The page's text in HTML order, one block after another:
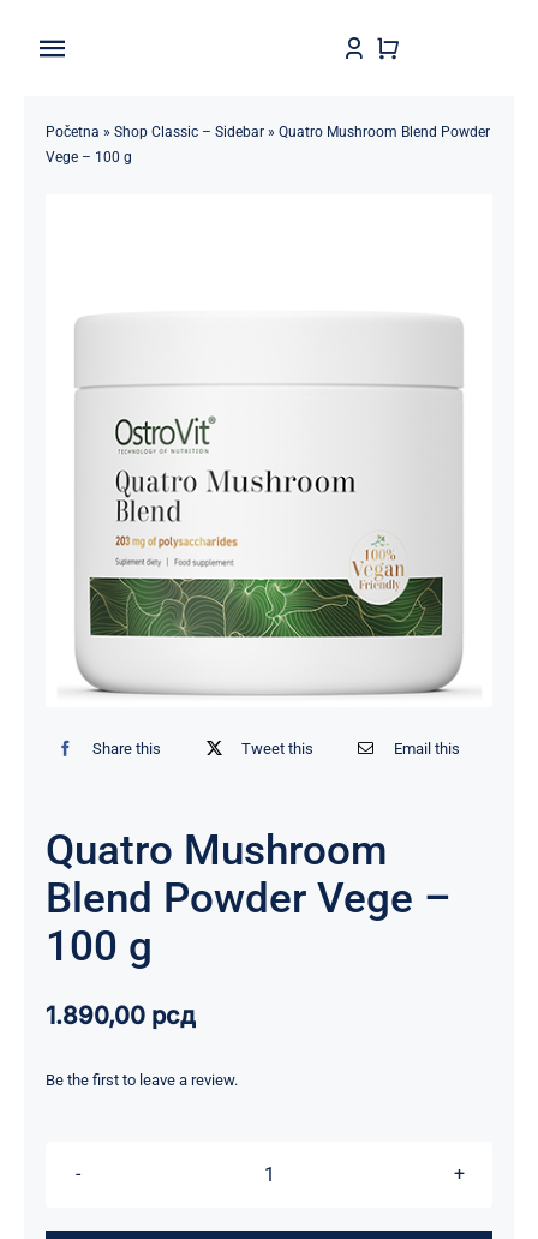
Toggle
Home
Kontakt
Štedljivko POPUSTI 5-50%
Početna » Shop Classic – Sidebar» Quatro Mushroom Blend Powder
Vege – 100 g
Share this Tweet this Email this
Quatro Mushroom
Blend Powder Vege –
100 g
1.890,00 рсд
Be the first to leave a review.
Quatro